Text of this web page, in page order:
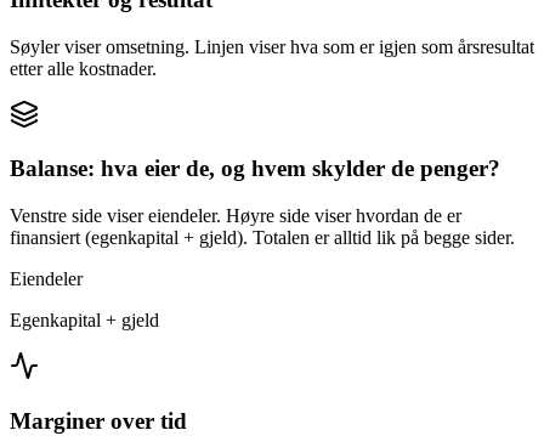
Søyler viser omsetning. Linjen viser hva som er igjen som årsresultat
etter alle kostnader.
Balanse: hva eier de, og hvem skylder de penger?
Venstre side viser eiendeler. Høyre side viser hvordan de er
finansiert (egenkapital + gjeld). Totalen er alltid lik på begge sider.
Eiendeler
Egenkapital + gjeld
Marginer over tid